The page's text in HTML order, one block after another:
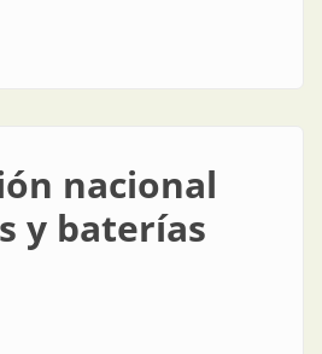
en Salta: gran evento de
nacional
y baterías